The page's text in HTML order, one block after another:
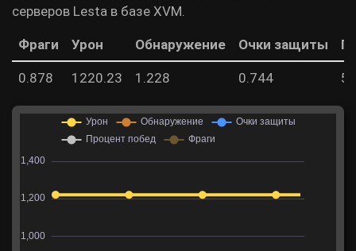
серверов Lesta в базе XVM.
Фраги Урон Обнаружение Очки защиты
0.878 1220.23 1.228 0.744